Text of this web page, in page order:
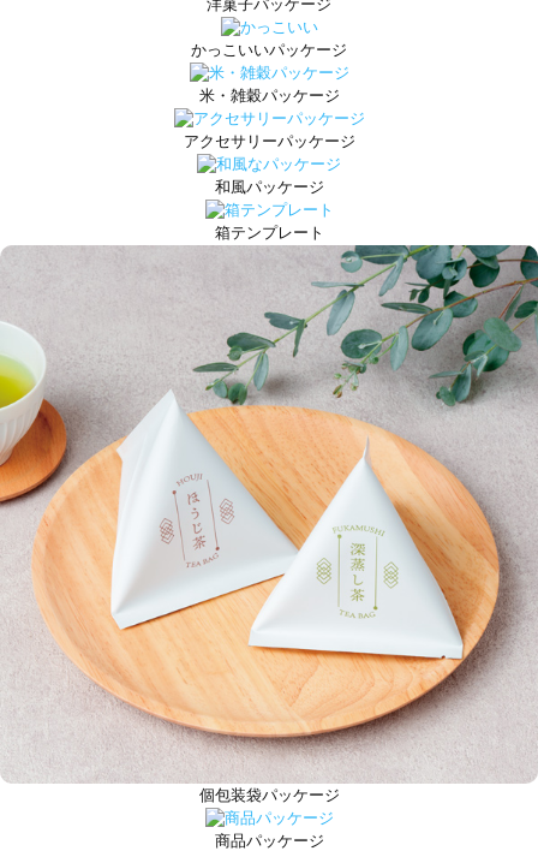
洋菓子パッケージ
かっこいいパッケージ
米・雑穀パッケージ
アクセサリーパッケージ
和風パッケージ
箱テンプレート
個包装袋パッケージ
商品パッケージ